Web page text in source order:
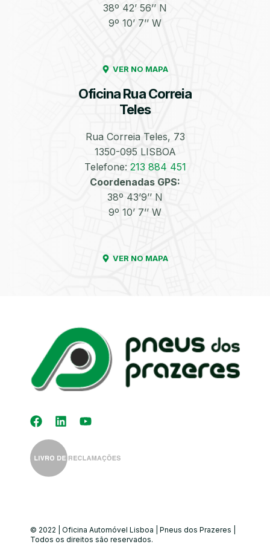
38º 42’ 56’’ N
9º 10’ 7’’ W
VER NO MAPA
Oficina Rua Correia
Teles
Rua Correia Teles, 73
1350-095 LISBOA
Telefone: 213 884 451
Coordenadas GPS:
38º 43’9’’ N
9º 10’ 7’’ W
VER NO MAPA
© 2022 | Oficina Automóvel Lisboa | Pneus dos Prazeres |
Todos os direitos são reservados.
Equilibragem das
Rodas
Desempeno de
Jantes
Kit Distribuição
Diagnóstico